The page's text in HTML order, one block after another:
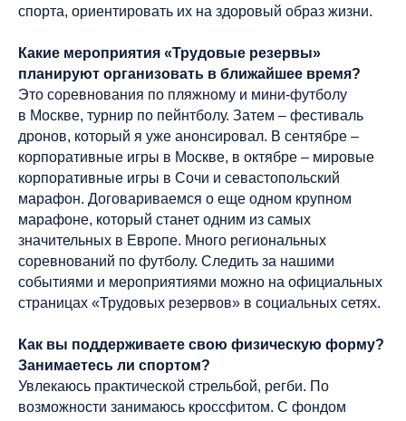
спорта, ориентировать их на здоровый образ жизни.
Какие мероприятия «Трудовые резервы»
планируют организовать в ближайшее время?
Это соревнования по пляжному и мини-футболу
в Москве, турнир по пейнтболу. Затем – фестиваль
дронов, который я уже анонсировал. В сентябре –
корпоративные игры в Москве, в октябре – мировые
корпоративные игры в Сочи и севастопольский
марафон. Договариваемся о еще одном крупном
марафоне, который станет одним из самых
значительных в Европе. Много региональных
соревнований по футболу. Следить за нашими
событиями и мероприятиями можно на официальных
страницах «Трудовых резервов» в социальных сетях.
Как вы поддерживаете свою физическую форму?
Занимаетесь ли спортом?
Увлекаюсь практической стрельбой, регби. По
возможности занимаюсь кроссфитом. С фондом